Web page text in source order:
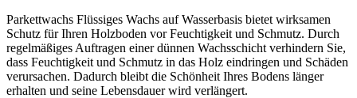
Parkettwachs Flüssiges Wachs auf Wasserbasis bietet wirksamen
Schutz für Ihren Holzboden vor Feuchtigkeit und Schmutz. Durch
regelmäßiges Auftragen einer dünnen Wachsschicht verhindern Sie,
dass Feuchtigkeit und Schmutz in das Holz eindringen und Schäden
verursachen. Dadurch bleibt die Schönheit Ihres Bodens länger
erhalten und seine Lebensdauer wird verlängert.